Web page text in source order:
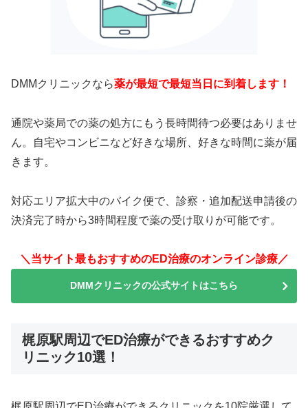
DMMクリニックなら薬が最短で最短当日に到着します！
通院や薬局での薬の処方にもう長時間待つ必要はありませ
ん。自宅やコンビニなど好きな場所、好きな時間に薬が届
きます。
対応エリア拡大中のバイク便で、診察・追加配送申請後の
決済完了時から3時間程度で薬の受け取りが可能です。
＼当サイト最もおすすめのED治療のオンライン診療／
DMMクリニックの公式サイトはこちら
梶原駅周辺でED治療ができるおすすめク
リニック10選！